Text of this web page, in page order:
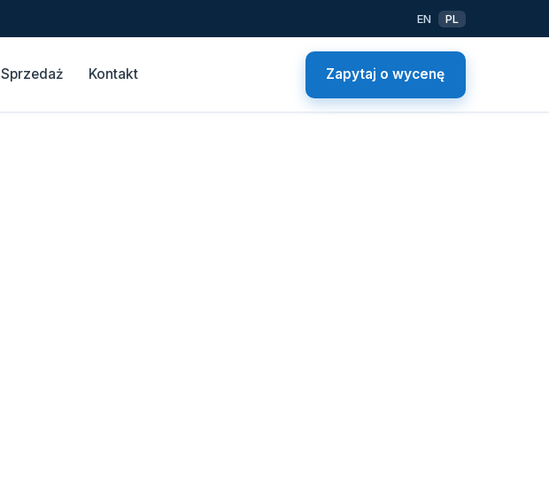
EN PL
Sprzedaż Kontakt Zapytaj o wycenę